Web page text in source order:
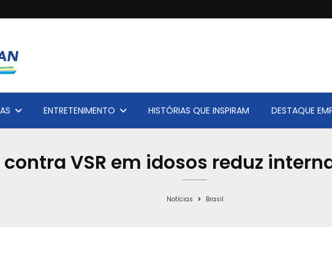
ENTRETENIMENTO HISTÓRIAS QUE INSPIRAM DESTAQUE
VSR em idosos reduz
Notícias Brasil